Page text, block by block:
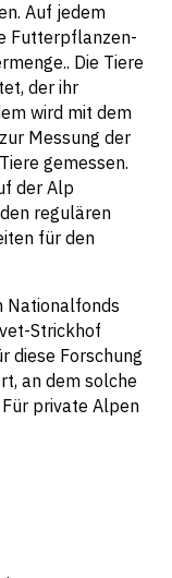
Auf jedem
Futterpflanzen-
Die Tiere
der ihr
wird mit dem
Messung der
gemessen.
der Alp
regulären
für den
Nationalfonds
Strickhof
diese Forschung
an dem solche
private Alpen